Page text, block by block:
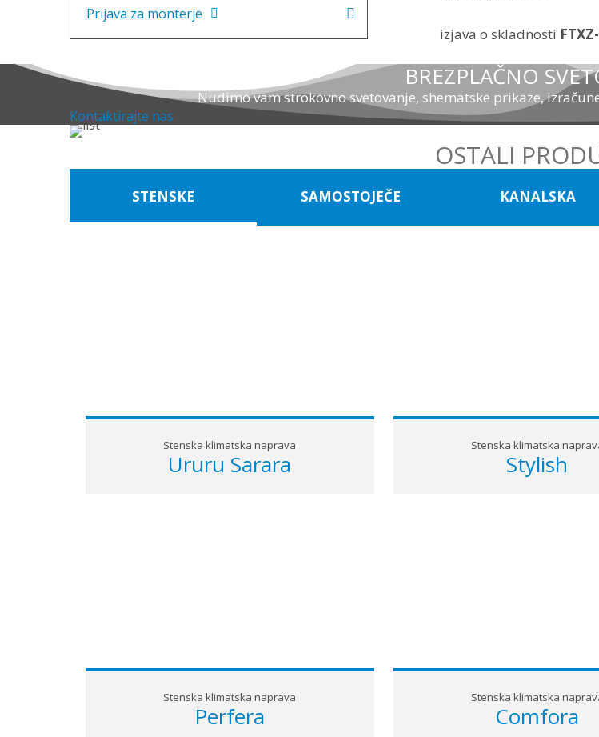
Prijava za monterje
page)
izjava o skladnosti
BREZPLAČNO
Nudimo vam strokovno svetovanje, shematske prikaze,
Kontaktirajte nas
OSTALI
STENSKE SAMOSTOJEČE KANALSKA
Stenska klimatska naprava
Ururu Sarara
Stenska klimatska naprava
Perfera
Stenska klimatska
Stylish
Stenska klimatska
Comfora